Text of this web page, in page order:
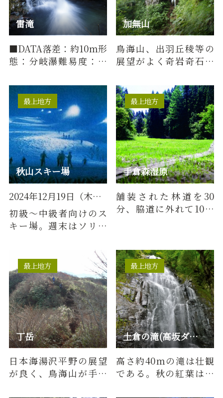
雷滝
■DATA落差：約10ｍ形
態：分岐瀑難易度：中
※※起点：マップ「神
室山登山口駐…
加無山
鳥海山、出羽丘稜等の
展望がよく奇岩奇石が
乱れる。男加無山と女
加無山の…
秋山スキー場
最上地方
2024年12月19日（木）スキー場開き
初級～中級者向けのス
キー場。週末はソリ乗
姿も多い。スノーボー
ド初心者…
手倉森湿原
最上地方
舗装された林道を30
分、脇道に外れて10分
丁岳
最上地方
日本海湯沢平野の展望
が良く、鳥海山が手に
土倉の滝(高坂ダム上流)
最上地方
高さ約40ｍの滝は壮観
である。秋の紅葉は絶